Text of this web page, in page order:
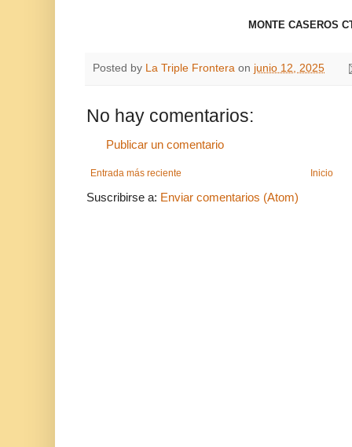
MONTE CASEROS
Posted by La Triple Frontera on junio 12, 2025
No hay comentarios:
Publicar un comentario
Entrada más reciente Inicio
Suscribirse a: Enviar comentarios (Atom)